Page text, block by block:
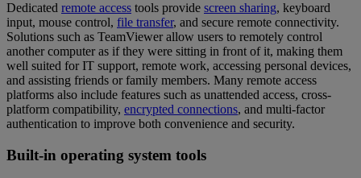
Dedicated remote access tools provide screen sharing, keyboard
input, mouse control, file transfer, and secure remote connectivity.
Solutions such as TeamViewer allow users to remotely control
another computer as if they were sitting in front of it, making them
well suited for IT support, remote work, accessing personal devices,
and assisting friends or family members. Many remote access
platforms also include features such as unattended access, cross-
platform compatibility, encrypted connections, and multi-factor
authentication to improve both convenience and security.
Built-in operating system tools